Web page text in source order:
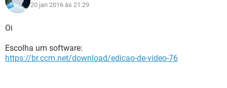
20 jan 2016 às 21:29
Oi
Escolha um software:
https://br.ccm.net/download/edicao-de-video-76